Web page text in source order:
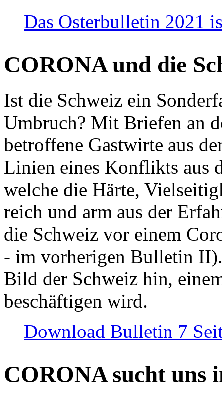
Das Osterbulletin 2021
CORONA und die
Ist die Schweiz ein
Umbruch? Mit Briefen an
betroffene Gastwirte aus
Linien eines Konflikts aus
welche die Härte,
reich und arm aus der
die Schweiz vor einem
- im vorherigen Bulletin
Bild der Schweiz hin,
beschäftigen wird.
Download Bulletin 7
CORONA sucht uns